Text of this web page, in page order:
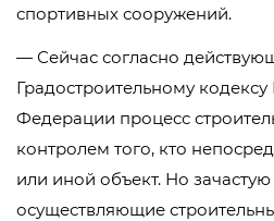
спортивных сооружений.
— Сейчас согласно
Градостроительному
Федерации процесс
контролем того, кто
или иной объект. Но
осуществляющие